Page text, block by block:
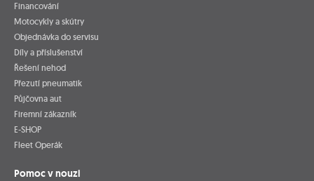
Financování
Motocykly a skútry
Objednávka do servisu
Díly a příslušenství
Řešení nehod
Přezutí pneumatik
Půjčovna aut
Firemní zákazník
E-SHOP
Fleet Operák
Pomoc v nouzi